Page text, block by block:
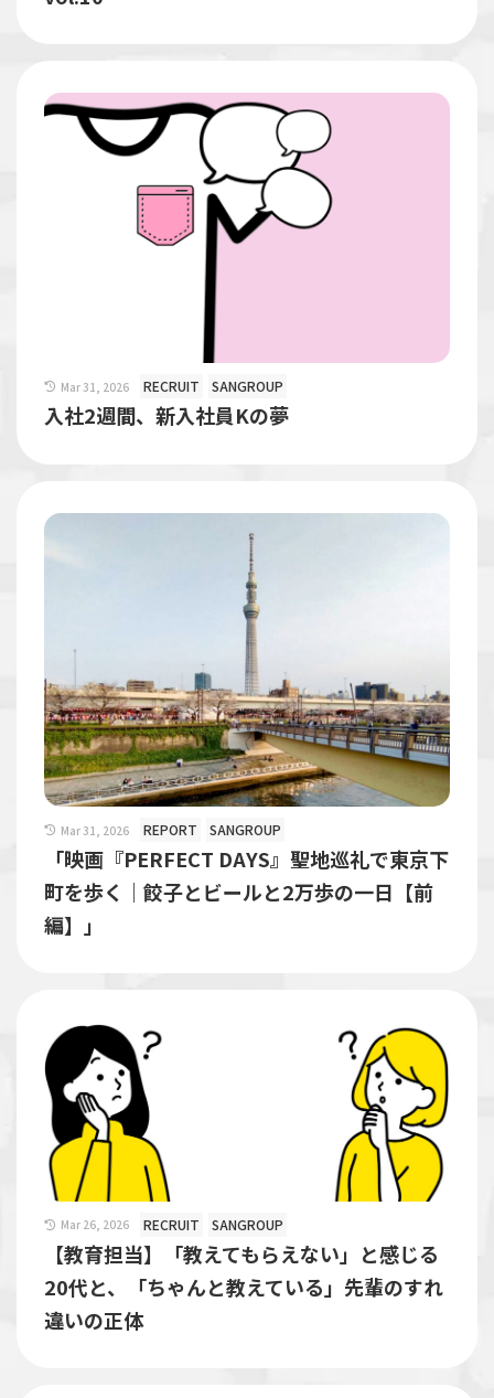
Mar 31, 2026 RECRUIT SANGROUP
入社2週間、新入社員Kの夢
Mar 31, 2026 REPORT SANGROUP
「映画『PERFECT DAYS』聖地巡礼で東京下
町を歩く｜餃子とビールと2万歩の一日【前
編】」
Mar 26, 2026 RECRUIT SANGROUP
【教育担当】「教えてもらえない」と感じる
20代と、「ちゃんと教えている」先輩のすれ
違いの正体